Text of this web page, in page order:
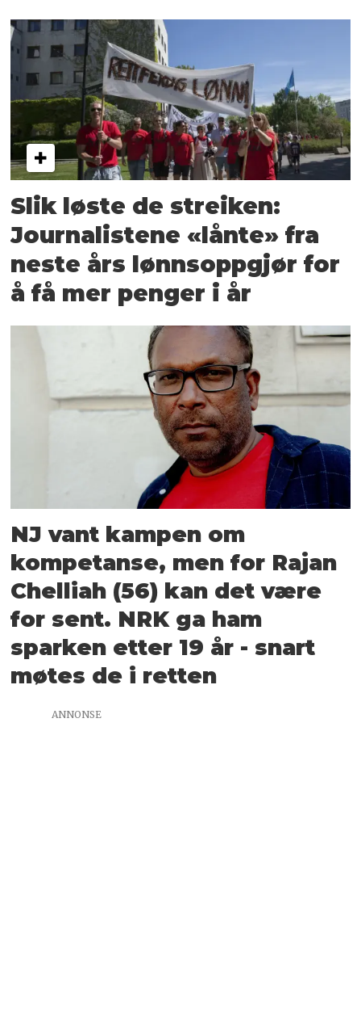
Slik løste de streiken:
Journalistene «lånte» fra
neste års lønnsoppgjør for
å få mer penger i år
NJ vant kampen om
kompetanse, men for Rajan
Chelliah (56) kan det være
for sent. NRK ga ham
sparken etter 19 år - snart
møtes de i retten
ANNONSE